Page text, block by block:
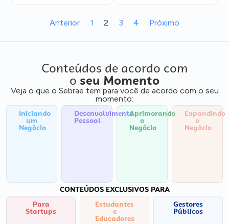
Anterior 1 2 3 4 Próximo
Conteúdos de acordo com
o seu Momento
Veja o que o Sebrae tem para você de acordo com o seu
momento:
Iniciando
um
Negócio
Desenvolvimento
Pessoal
Aprimorando
o
Negócio
Expandindo
o
Negócio
CONTEÚDOS EXCLUSIVOS PARA
Para
Startups
Estudantes
e
Educadores
Gestores
Públicos